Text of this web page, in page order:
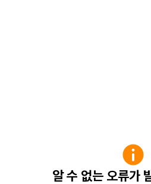
알 수 없는 오류가